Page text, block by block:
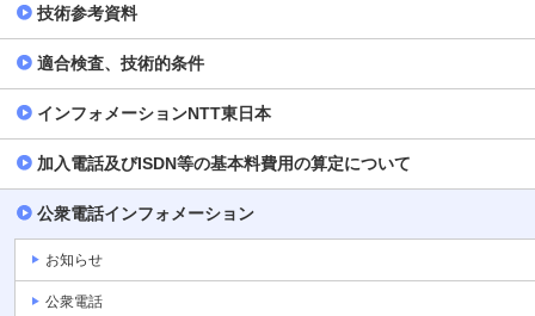
技術参考資料
適合検査、技術的条件
インフォメーションNTT東日本
加入電話及びISDN等の基本料費用の算定について
公衆電話インフォメーション
お知らせ
公衆電話